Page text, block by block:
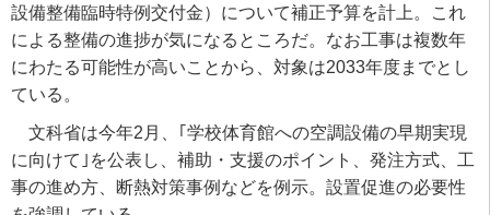
設備整備臨時特例交付金）について補正予算を計上。これ
による整備の進捗が気になるところだ。なお工事は複数年
にわたる可能性が高いことから、対象は2033年度までとし
ている。
文科省は今年2月、｢学校体育館への空調設備の早期実現
に向けて｣を公表し、補助・支援のポイント、発注方式、工
事の進め方、断熱対策事例などを例示。設置促進の必要性